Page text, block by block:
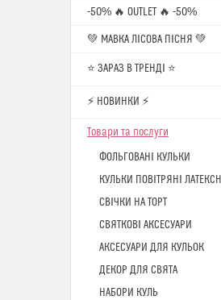
-50% 🔥 OUTLET 🔥 -50%
💚 МАВКА ЛІСОВА ПІСНЯ 💚
⭐️ ЗАРАЗ В ТРЕНДІ ⭐️
⚡ НОВИНКИ ⚡
Товари та послуги
ФОЛЬГОВАНІ КУЛЬКИ
КУЛЬКИ ПОВІТРЯНІ ЛАТЕКСНІ
СВІЧКИ НА ТОРТ
СВЯТКОВІ АКСЕСУАРИ
АКСЕСУАРИ ДЛЯ КУЛЬОК
ДЕКОР ДЛЯ СВЯТА
НАБОРИ КУЛЬ